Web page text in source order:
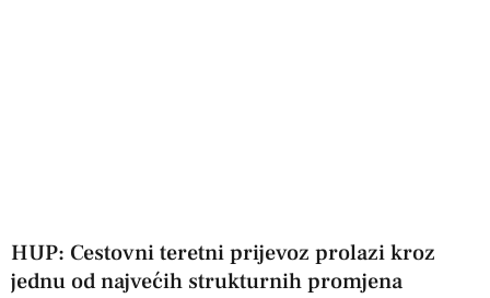
HUP: Cestovni teretni prijevoz prolazi kroz
jednu od najvećih strukturnih promjena